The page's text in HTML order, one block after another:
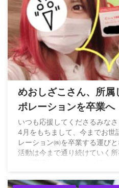
めおしざこさん、所属
ポレーションを卒業へ
いつも応援してくださるみな
4月をもちまして、今までお世
レーション㈱を卒業する運び
活動は今まで通り続けていく